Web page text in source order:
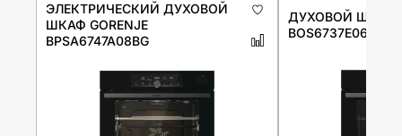
ЭЛЕКТРИЧЕСКИЙ ДУХОВОЙ
ШКАФ GORENJE
BPSA6747A08BG
ДУХОВОЙ ШКАФ
BOS6737E06FBG